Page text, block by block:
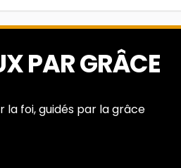
PAR GRÂCE
la foi, guidés par la grâce